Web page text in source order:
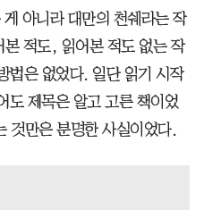
아니라 대만의 천쉐라는 작
적도, 읽어본 적도 없는 작
법은 없었다. 일단 읽기 시작
도 제목은 알고 고른 책이었
것만은 분명한 사실이었다.